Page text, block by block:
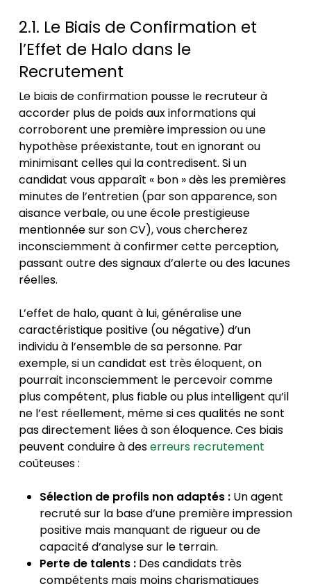
2.1. Le Biais de Confirmation et
l’Effet de Halo dans le
Recrutement
Le biais de confirmation pousse le recruteur à
accorder plus de poids aux informations qui
corroborent une première impression ou une
hypothèse préexistante, tout en ignorant ou
minimisant celles qui la contredisent. Si un
candidat vous apparaît « bon » dès les premières
minutes de l’entretien (par son apparence, son
aisance verbale, ou une école prestigieuse
mentionnée sur son CV), vous chercherez
inconsciemment à confirmer cette perception,
passant outre des signaux d’alerte ou des lacunes
réelles.
L’effet de halo, quant à lui, généralise une
caractéristique positive (ou négative) d’un
individu à l’ensemble de sa personne. Par
exemple, si un candidat est très éloquent, on
pourrait inconsciemment le percevoir comme
plus compétent, plus fiable ou plus intelligent qu’il
ne l’est réellement, même si ces qualités ne sont
pas directement liées à son éloquence. Ces biais
peuvent conduire à deserreurs recrutement
coûteuses :
Sélection de profils non adaptés :Un agent
recruté sur la base d’une première impression
positive mais manquant de rigueur ou de
capacité d’analyse sur le terrain.
Perte de talents :Des candidats très
compétents mais moins charismatiques